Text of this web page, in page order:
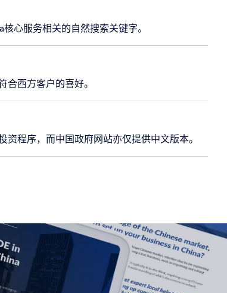
心服务相关的自然搜索关键字。
合西方客户的喜好。
程序，而中国政府网站亦仅提供中文版本。